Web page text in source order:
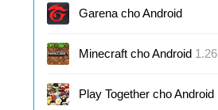
cho Android 2.2
Garena cho Android
Minecraft cho Android 1.26
Play Together cho Android